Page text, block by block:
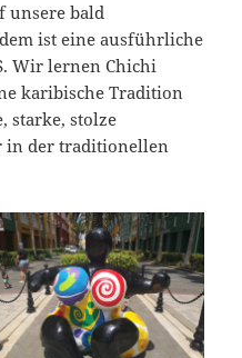
unsere bald
ist eine ausführliche
Wir lernen Chichi
karibische Tradition
starke, stolze
in der traditionellen